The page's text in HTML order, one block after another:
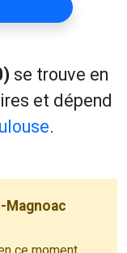
se trouve en
et dépend
.
Magnoac